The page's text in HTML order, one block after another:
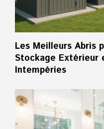
Les Meilleurs Abris
Stockage
Intempéries